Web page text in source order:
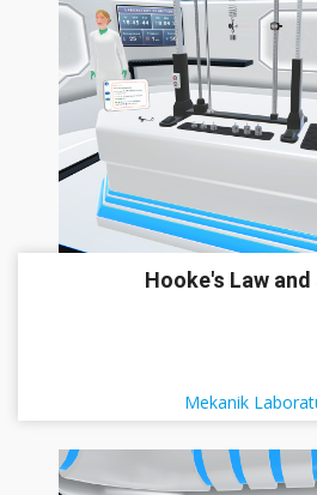
Hooke's Law and
Mekanik